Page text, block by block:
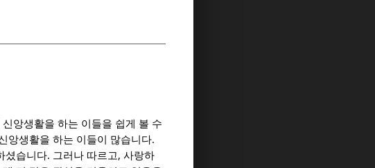
앙생활을 하는 이들을 쉽게 볼 수
앙생활을 하는 이들이 많습니다.
셨습니다. 그러나 따르고, 사랑하